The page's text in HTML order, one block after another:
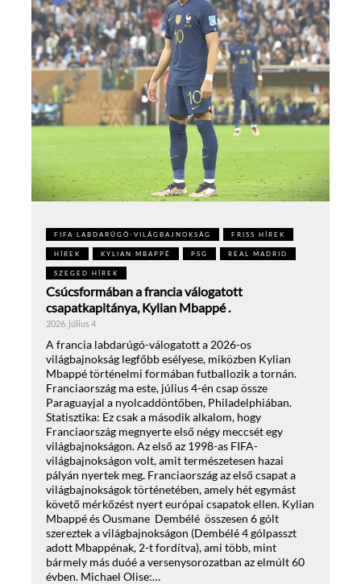
FIFA LABDARÚGÓ-VILÁGBAJNOKSÁG FRISS HÍREK
HÍREK KYLIAN MBAPPÉ PSG REAL MADRID
SZEGED HÍREK
Csúcsformában a francia válogatott
csapatkapitánya, Kylian Mbappé .
2026. július 4
A francia labdarúgó-válogatott a 2026-os
világbajnokság legfőbb esélyese, miközben Kylian
Mbappé történelmi formában futballozik a tornán.
Franciaország ma este, július 4-én csap össze
Paraguayjal a nyolcaddöntőben, Philadelphiában.
Statisztika: Ez csak a második alkalom, hogy
Franciaország megnyerte első négy meccsét egy
világbajnokságon. Az első az 1998-as FIFA-
világbajnokságon volt, amit természetesen hazai
pályán nyertek meg. Franciaország az első csapat a
világbajnokságok történetében, amely hét egymást
követő mérkőzést nyert európai csapatok ellen. Kylian
Mbappé és Ousmane Dembélé összesen 6 gólt
szereztek a világbajnokságon (Dembélé 4 gólpasszt
adott Mbappénak, 2-t fordítva), ami több, mint
bármely más duóé a versenysorozatban az elmúlt 60
évben. Michael Olise:…